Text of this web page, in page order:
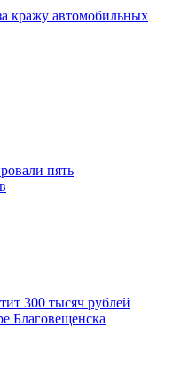
кражу автомобильных
пять
300 тысяч рублей
Благовещенска